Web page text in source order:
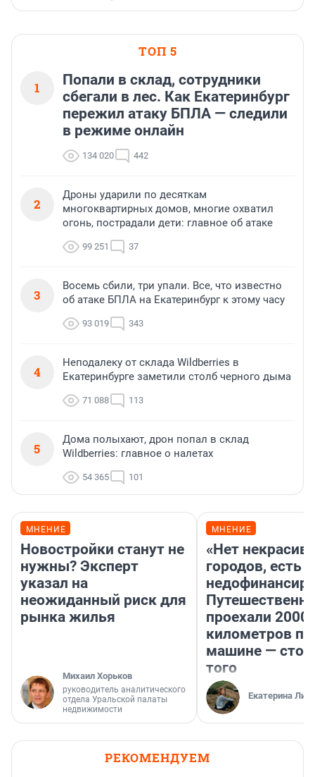
ТОП 5
1
Попали в склад, сотрудники
сбегали в лес. Как Екатеринбург
пережил атаку БПЛА — следили
в режиме онлайн
134 020 442
2
Дроны ударили по десяткам
многоквартирных домов, многие охватил
огонь, пострадали дети: главное об атаке
99 251 37
3
Восемь сбили, три упали. Все, что известно
об атаке БПЛА на Екатеринбург к этому часу
93 019 343
4
Неподалеку от склада Wildberries в
Екатеринбурге заметили столб черного дыма
71 088 113
5
Дома полыхают, дрон попал в склад
Wildberries: главное о налетах
54 365 101
МНЕНИЕ
Новостройки станут не
нужны? Эксперт
указал на
неожиданный риск для
рынка жилья
Михаил Хорьков
руководитель аналитического
отдела Уральской палаты
недвижимости
МНЕНИЕ
«Нет
городов, есть
проехали 2000
километров по
машине —
того
Екатерина
РЕКОМЕНДУЕМ